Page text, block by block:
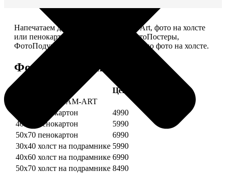
Напечатаем для вас картины Dream-Art, фото на холсте
или пенокартоне, ФотоМозаику, ФотоПостеры,
ФотоПодушки или напишем портрет по фото на холсте.
Форматы и цены
Цена, руб.
Картины DREAM-ART
30х40 пенокартон
4990
40х60 пенокартон
5990
50х70 пенокартон
6990
30х40 холст на подрамнике 5990
40х60 холст на подрамнике 6990
50х70 холст на подрамнике 8490